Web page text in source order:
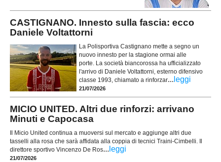
CASTIGNANO. Innesto sulla fascia: ecco
Daniele Voltattorni
La Polisportiva Castignano mette a segno un
nuovo innesto per la stagione ormai alle
porte. La società biancorossa ha ufficializzato
l'arrivo di Daniele Voltattorni, esterno difensivo
classe 1993, chiamato a rinforzar... leggi
21/07/2026
MICIO UNITED. Altri due rinforzi: arrivano
Minuti e Capocasa
Il Micio United continua a muoversi sul mercato e aggiunge altri due
tasselli alla rosa che sarà affidata alla coppia di tecnici Traini-Cimbelli. Il
direttore sportivo Vincenzo De Ros... leggi
21/07/2026